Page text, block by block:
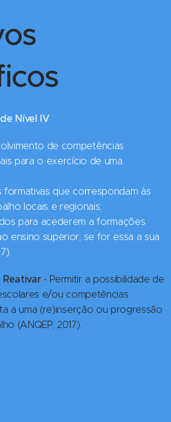
Nível IV
de competências
para o exercício de uma
formativas que correspondam às
locais e regionais;
para acederem a formações
ensino superior, se for essa a sua
Reativar- Permitir a possibilidade de
e/ou competências
a uma (re)inserção ou progressão
(ANQEP, 2017).